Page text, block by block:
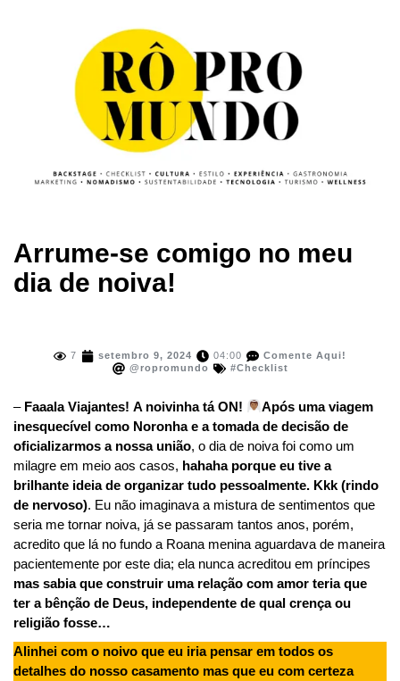
Arrume-se comigo no meu
dia de noiva!
7 setembro 9, 2024 04:00
Comente Aqui!
@ropromundo
#Checklist
– Faaala Viajantes! A noivinha tá ON!
Após uma viagem
inesquecível como Noronha e a tomada de decisão de
oficializarmos a nossa união, o dia de noiva foi como um
milagre em meio aos casos, hahaha porque eu tive a
brilhante ideia de organizar tudo pessoalmente. Kkk (rindo
de nervoso). Eu não imaginava a mistura de sentimentos que
seria me tornar noiva, já se passaram tantos anos, porém,
acredito que lá no fundo a Roana menina aguardava de maneira
pacientemente por este dia; ela nunca acreditou em príncipes
mas sabia que construir uma relação com amor teria que
ter a bênção de Deus, independente de qual crença ou
religião fosse…
Alinhei com o noivo que eu iria pensar em todos os
detalhes do nosso casamento mas que eu com certeza